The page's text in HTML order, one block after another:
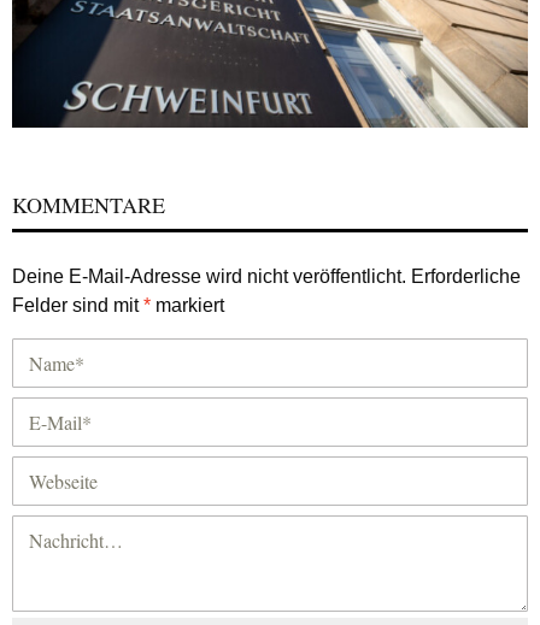
KOMMENTARE
Deine E-Mail-Adresse wird nicht veröffentlicht. Erforderliche
Felder sind mit* markiert